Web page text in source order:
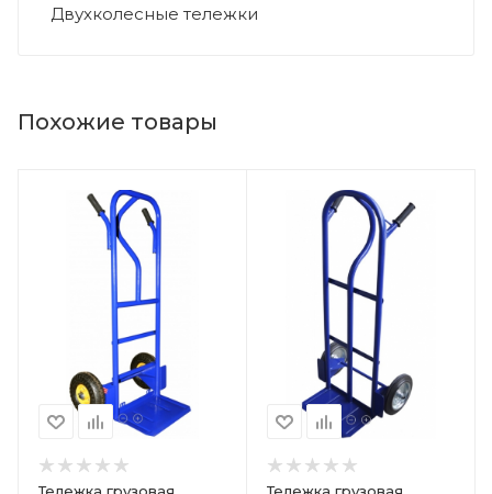
Двухколесные тележки
Похожие товары